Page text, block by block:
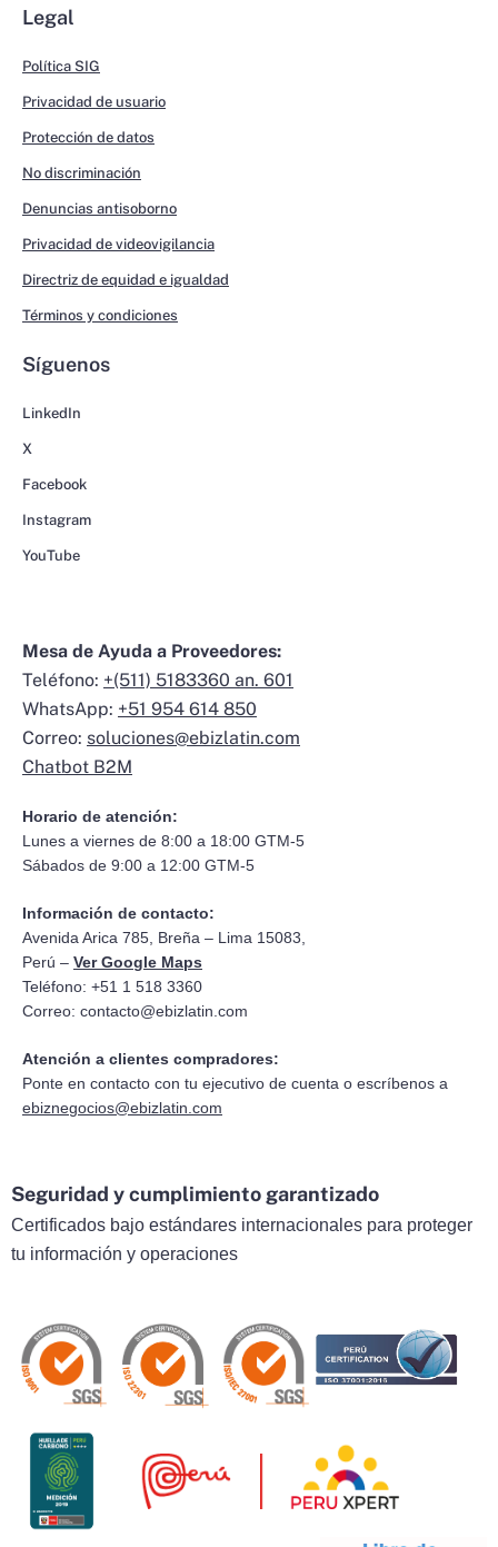
Legal
Política SIG
Privacidad de usuario
Protección de datos
No discriminación
Denuncias antisoborno
Privacidad de videovigilancia
Directriz de equidad e igualdad
Términos y condiciones
Síguenos
LinkedIn
X
Facebook
Instagram
YouTube
Mesa de Ayuda a Proveedores:
Teléfono: +(511) 5183360 an. 601
WhatsApp: +51 954 614 850
Correo: soluciones@ebizlatin.com
Chatbot B2M
Horario de atención:
Lunes a viernes de 8:00 a 18:00 GTM-5
Sábados de 9:00 a 12:00 GTM-5
Información de contacto:
Avenida Arica 785, Breña – Lima 15083,
Perú – Ver Google Maps
Teléfono: +51 1 518 3360
Correo: contacto@ebizlatin.com
Atención a clientes compradores:
Ponte en contacto con tu ejecutivo de cuenta o escríbenos a
ebiznegocios@ebizlatin.com
Seguridad y cumplimiento garantizado
Certificados bajo estándares internacionales para proteger
tu información y operaciones